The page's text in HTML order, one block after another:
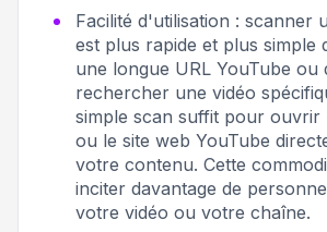
Facilité d'utilisation : scanner
est plus rapide et plus simple
une longue URL YouTube ou
rechercher une vidéo
simple scan suffit pour ouvrir
ou le site web YouTube
votre contenu. Cette
inciter davantage de
votre vidéo ou votre chaîne.